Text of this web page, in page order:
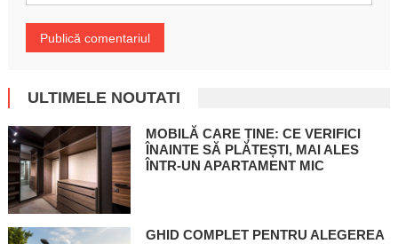
ULTIMELE NOUTATI
MOBILĂ CARE ȚINE: CE VERIFICI
ÎNAINTE SĂ PLĂTEȘTI, MAI ALES
ÎNTR-UN APARTAMENT MIC
GHID COMPLET PENTRU ALEGEREA